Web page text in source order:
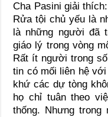
Cha Pasini giải
Rửa tội chủ yếu là
là những người đã
giáo lý trong vòng
Rất ít người trong
tin có mối liên hệ
khứ các dự tòng
họ chỉ tuân theo
thống. Nhưng trong